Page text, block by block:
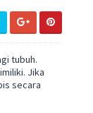
tubuh.
Jika
secara